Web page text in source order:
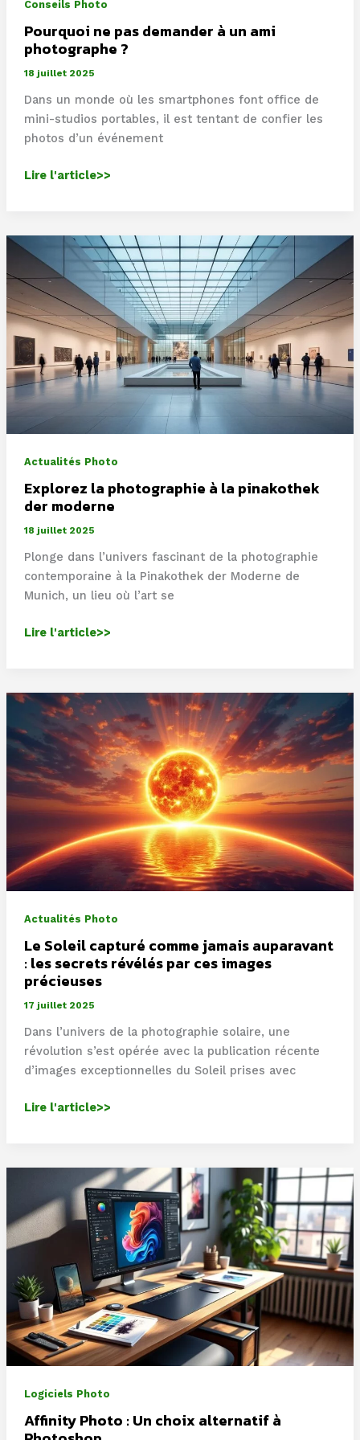
créativité
Conseils Photo
Pourquoi ne pas demander à un ami
photographe ?
18 juillet 2025
Dans un monde où les smartphones font office de
mini-studios portables, il est tentant de confier les
photos d’un événement
Pourquoi
demander
à
ami
photographe
?
Lire l'article>>
Actualités Photo
Explorez la photographie à la pinakothek
der moderne
18 juillet 2025
Plonge dans l’univers fascinant de la photographie
contemporaine à la Pinakothek der Moderne de
Munich, un lieu où l’art se
Explorez
à
la
pinakothek
der
moderne
Lire l'article>>
Actualités Photo
Le Soleil capturé comme jamais auparavant
: les secrets révélés par ces images
précieuses
17 juillet 2025
Dans l’univers de la photographie solaire, une
révolution s’est opérée avec la publication récente
d’images exceptionnelles du Soleil prises avec
Le
comme
auparavant
:
les
secrets
révélés
par
ces
images
précieuses
Lire l'article>>
Logiciels Photo
Affinity Photo : Un choix alternatif à